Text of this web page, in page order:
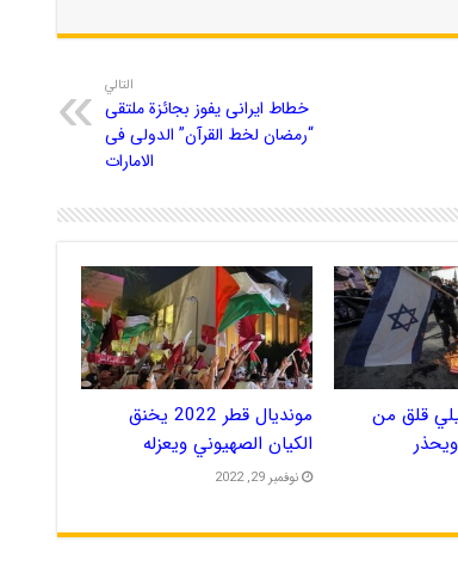
التالي
خطاط ایرانی یفوز بجائزة ملتقى
“رمضان لخط القرآن” الدولی فی
الامارات
قلق من
ويحذر
مونديال قطر 2022 يخنق
الكيان الصهيوني ويعزله
نوفمبر 29, 2022